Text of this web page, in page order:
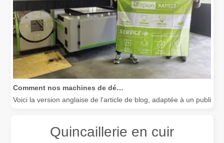
Voici la version anglaise de l'article de blog, adaptée à un public
Quincaillerie en cuir